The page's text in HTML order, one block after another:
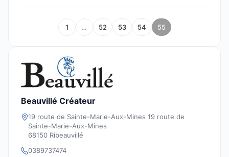
1 … 52 53 54 55
Beauvillé Créateur
19 route de Sainte-Marie-Aux-Mines 19 route de
Sainte-Marie-Aux-Mines
68150 Ribeauvillé
0389737474